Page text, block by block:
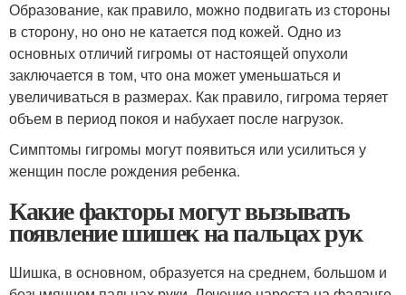
Образование, как правило, можно подвигать из стороны
в сторону, но оно не катается под кожей. Одно из
основных отличий гигромы от настоящей опухоли
заключается в том, что она может уменьшаться и
увеличиваться в размерах. Как правило, гигрома теряет
объем в период покоя и набухает после нагрузок.
Симптомы гигромы могут появиться или усилиться у
женщин после рождения ребенка.
Какие факторы могут вызывать
появление шишек на пальцах рук
Шишка, в основном, образуется на среднем, большом и